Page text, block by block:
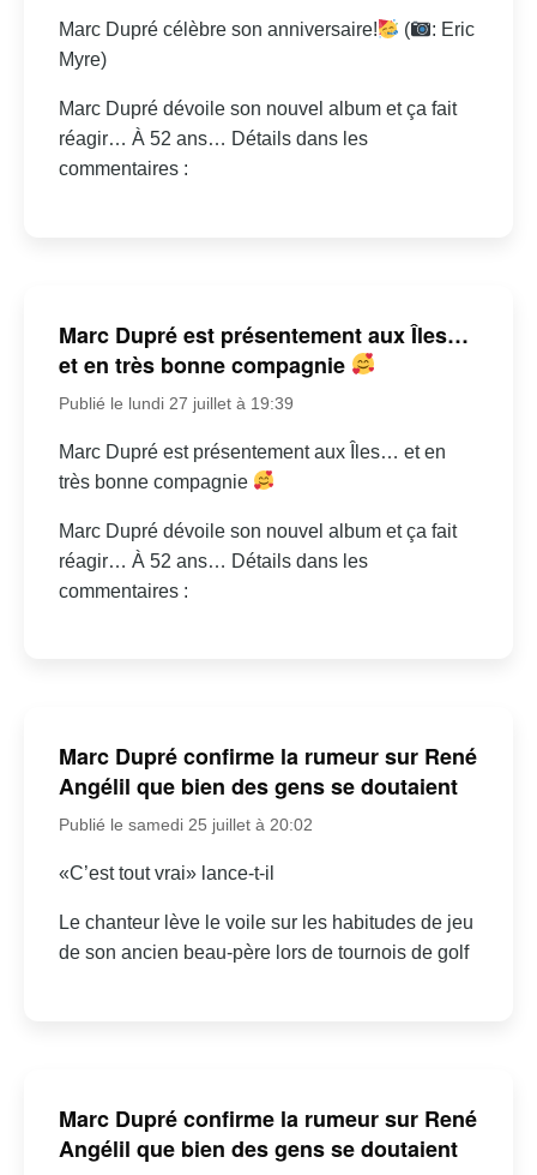
Marc Dupré célèbre son anniversaire! (
: Eric
Myre)
Marc Dupré dévoile son nouvel album et ça fait
réagir… À 52 ans… Détails dans les
commentaires :
Marc Dupré est présentement aux Îles…
et en très bonne compagnie
Publié le lundi 27 juillet à 19:39
Marc Dupré est présentement aux Îles… et en
très bonne compagnie
Marc Dupré dévoile son nouvel album et ça fait
réagir… À 52 ans… Détails dans les
commentaires :
Marc Dupré confirme la rumeur sur René
Angélil que bien des gens se doutaient
Publié le samedi 25 juillet à 20:02
«C’est tout vrai» lance-t-il
Le chanteur lève le voile sur les habitudes de jeu
de son ancien beau-père lors de tournois de golf
Marc Dupré confirme la rumeur sur René
Angélil que bien des gens se doutaient